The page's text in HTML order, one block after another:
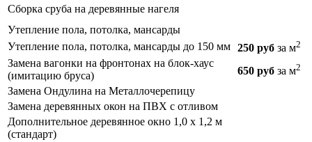
Сборка сруба на деревянные нагеля
Утепление пола, потолка, мансарды
Утепление пола, потолка, мансарды до 150 мм 250 руб за м2
Замена вагонки на фронтонах на блок-хаус
(имитацию бруса)
650 руб за м2
Замена Ондулина на Металлочерепицу
Замена деревянных окон на ПВХ с отливом
Дополнительное деревянное окно 1,0 х 1,2 м
(стандарт)